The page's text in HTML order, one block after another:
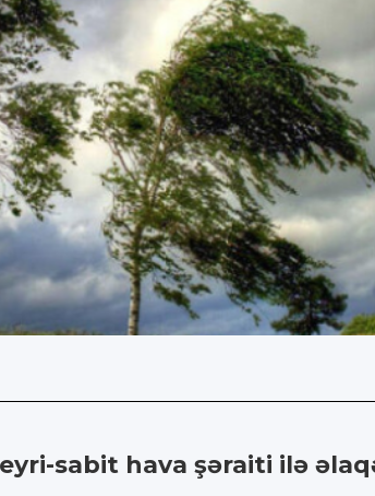
sabit hava şəraiti ilə